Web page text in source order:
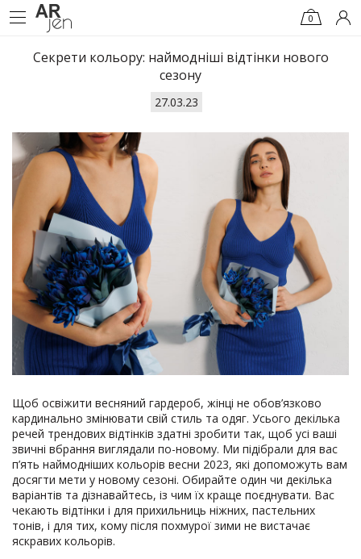
0
Секрети кольору: наймодніші відтінки нового
сезону
27.03.23
Щоб освіжити весняний гардероб, жінці не обов’язково
кардинально змінювати свій стиль та одяг. Усього декілька
речей трендових відтінків здатні зробити так, щоб усі ваші
звичні вбрання виглядали по-новому. Ми підібрали для вас
п’ять наймодніших кольорів весни 2023, які допоможуть вам
досягти мети у новому сезоні. Обирайте один чи декілька
варіантів та дізнавайтесь, із чим їх краще поєднувати. Вас
чекають відтінки і для прихильниць ніжних, пастельних
тонів, і для тих, кому після похмурої зими не вистачає
яскравих кольорів.